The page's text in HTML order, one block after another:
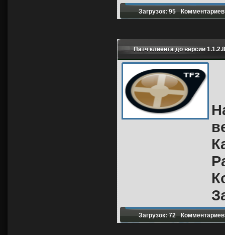
Загрузок: 95
Патч клиента до версии 1.1.2.8
Загрузок: 72